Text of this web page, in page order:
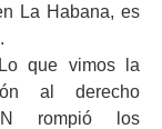
La Habana, es
que vimos la
al derecho
rompió los